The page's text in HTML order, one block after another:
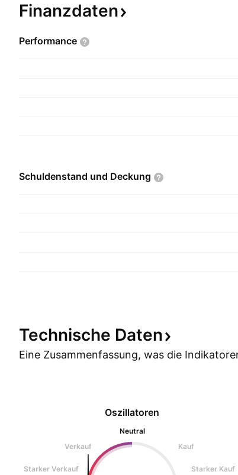
Finanzdaten
Performance
Schuldenstand und Deckung
Technische Daten
Eine Zusammenfassung, was die
Oszillatoren
Neutral
Verkauf
Kauf
Starker Verkauf Starker Kauf